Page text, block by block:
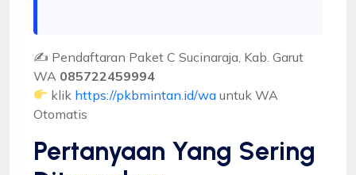
✍ Pendaftaran Paket C Sucinaraja, Kab. Garut
WA 085722459994
klik https://pkbmintan.id/wa untuk WA
Otomatis
Pertanyaan Yang Sering